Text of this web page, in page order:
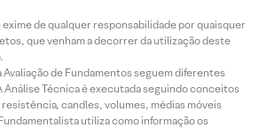
de qualquer responsabilidade por quaisquer
que venham a decorrer da utilização deste
Avaliação de Fundamentos seguem diferentes
Análise Técnica é executada seguindo conceitos
candles, volumes, médias móveis
utiliza como informação os